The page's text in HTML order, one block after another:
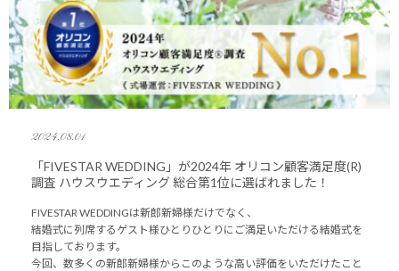
2024.08.01
「FIVESTAR WEDDING」が2024年 オリコン顧客満足度(R)
調査 ハウスウエディング 総合第1位に選ばれました！
FIVESTAR WEDDINGは新郎新婦様だけでなく、
結婚式に列席するゲスト様ひとりひとりにご満足いただける結婚式を
目指しております。
今回、数多くの新郎新婦様からこのような高い評価をいただけたこと